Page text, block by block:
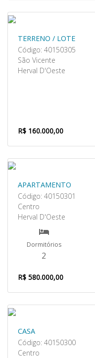
TERRENO / LOTE
Código: 40150305
São Vicente
Herval D'Oeste
R$ 160.000,00
APARTAMENTO
Código: 40150301
Centro
Herval D'Oeste
Dormitórios
2
R$ 580.000,00
CASA
Código: 40150300
Centro